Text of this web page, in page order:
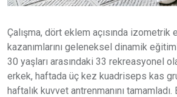
Çalışma, dört eklem açısında
kazanımlarını geleneksel dinamik
30 yaşları arasındaki 33 rekreasyonel
erkek, haftada üç kez kuadriseps kas
haftalık kuvvet antrenmanını